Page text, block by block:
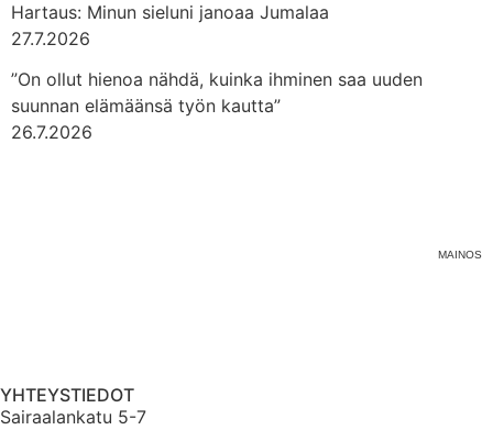
Hartaus: Minun sieluni janoaa Jumalaa
27.7.2026
”On ollut hienoa nähdä, kuinka ihminen saa uuden
suunnan elämäänsä työn kautta”
26.7.2026
MAINOS
YHTEYSTIEDOT
Sairaalankatu 5-7